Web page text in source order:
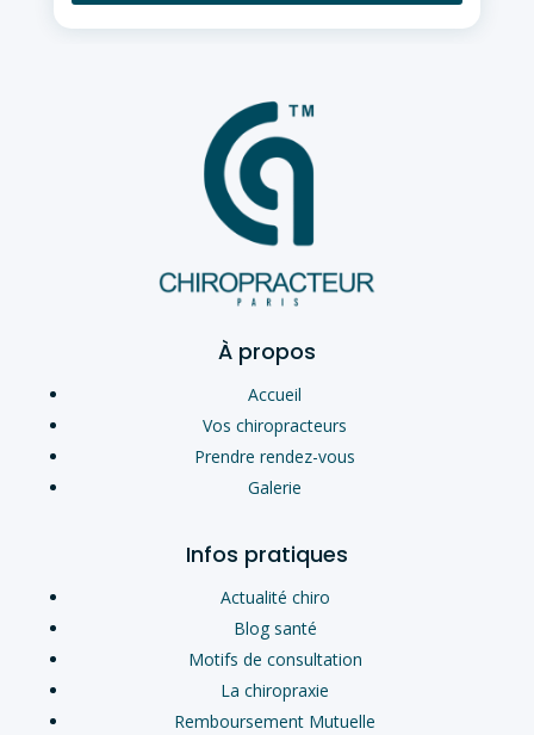
À propos
Accueil
Vos chiropracteurs
Prendre rendez-vous
Galerie
Infos pratiques
Actualité chiro
Blog santé
Motifs de consultation
La chiropraxie
Remboursement Mutuelle